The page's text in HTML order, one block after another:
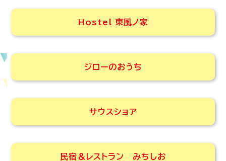
Hostel 東風ノ家
ジローのおうち
サウスショア
民宿＆レストラン みちしお